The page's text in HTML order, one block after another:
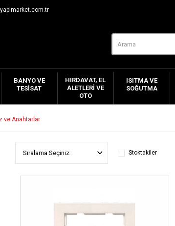
BANYO VE
TESISAT
HIRDAVAT, EL
ALETLERI VE
OTO
ISITMA VE
SOĞUTMA
ve Anahtarlar
Stoktakiler